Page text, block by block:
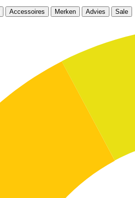
Accessoires Merken Advies Sale